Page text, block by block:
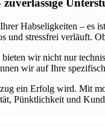
Habseligkeiten – es
und stressfrei verläuft.
wir nicht nur
wir auf Ihre
ein Erfolg wird. Mit
Pünktlichkeit und